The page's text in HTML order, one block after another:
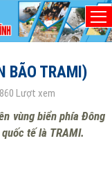
BÃO TRAMI)
Lượt xem
vùng biển phía Đông
tế là TRAMI.